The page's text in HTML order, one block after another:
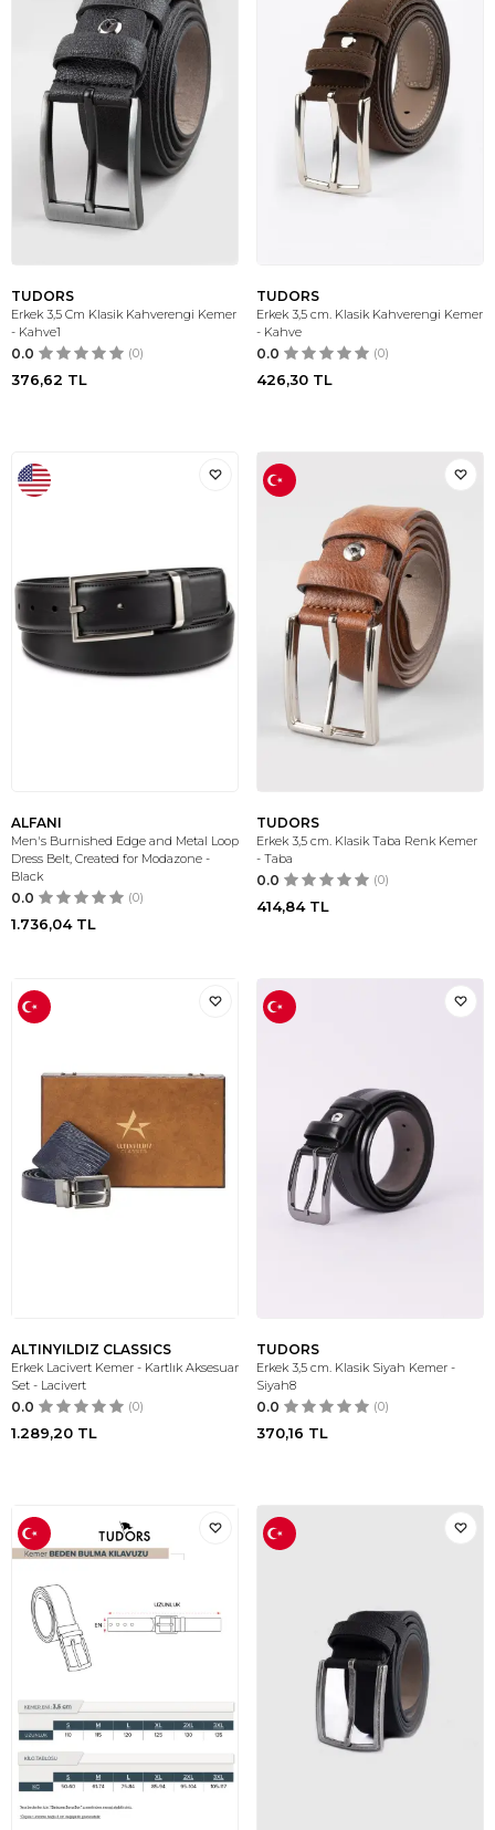
TUDORS
Erkek 3,5 Cm Klasik Kahverengi Kemer
- Kahve1
0.0 (0)
376,62 TL
TUDORS
Erkek 3,5 cm. Klasik Kahverengi Kemer
- Kahve
0.0 (0)
426,30 TL
ALFANI
Men's Burnished Edge and Metal Loop
Dress Belt, Created for Modazone -
Black
0.0 (0)
1.736,04TL
TUDORS
Erkek 3,5 cm. Klasik Taba Renk Kemer
- Taba
0.0 (0)
414,84TL
ALTINYILDIZ CLASSICS
Erkek Lacivert Kemer - Kartlık Aksesuar
Set - Lacivert
0.0 (0)
1.289,20 TL
TUDORS
Erkek 3,5 cm. Klasik Siyah Kemer -
Siyah8
0.0 (0)
370,16 TL